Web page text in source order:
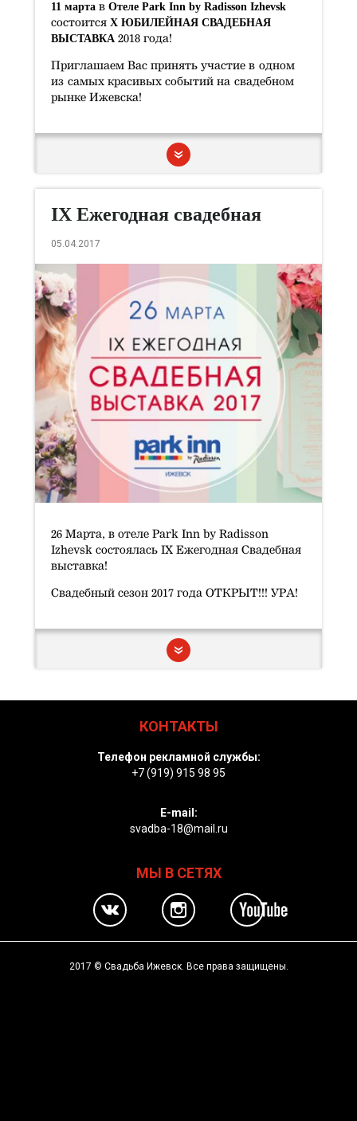
11 марта в Отеле Park Inn by Radisson Izhevsk
состоится X ЮБИЛЕЙНАЯ СВАДЕБНАЯ
ВЫСТАВКА 2018 года!
Приглашаем Вас принять участие в одном
из самых красивых событий на свадебном
рынке Ижевска!
IX Ежегодная свадебная
выставка
05.04.2017
26 Марта, в отеле Park Inn by Radisson
Izhevsk состоялась IX Ежегодная Свадебная
выставка!
Свадебный сезон 2017 года ОТКРЫТ!!! УРА!
КОНТАКТЫ
Телефон рекламной службы:
+7 (919) 915 98 95
E-mail:
svadba-18@mail.ru
МЫ В СЕТЯХ
2017 © Свадьба Ижевск. Все права защищены.